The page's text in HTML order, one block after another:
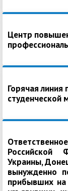
Центр
Горячая
Российской
Украины,
вынужденно
прибывших